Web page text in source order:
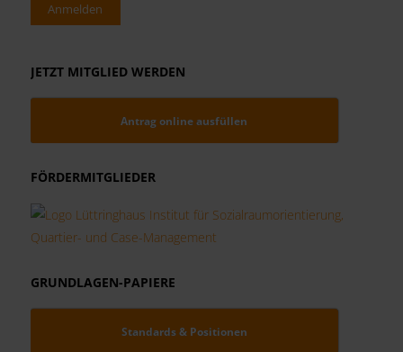
Anmelden
JETZT MITGLIED WERDEN
Antrag online ausfüllen
FÖRDERMITGLIEDER
GRUNDLAGEN-PAPIERE
Standards & Positionen